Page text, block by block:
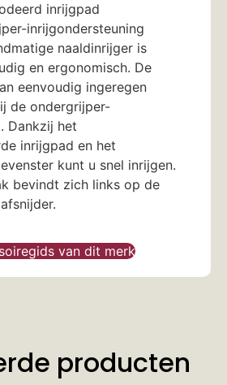
inrijgpad
inrijgondersteuning
naaldinrijger is
en ergonomisch. De
eenvoudig ingeregen
de ondergrijper-
Dankzij het
inrijgpad en het
kunt u snel inrijgen.
bevindt zich links op de
van dit merk
producten